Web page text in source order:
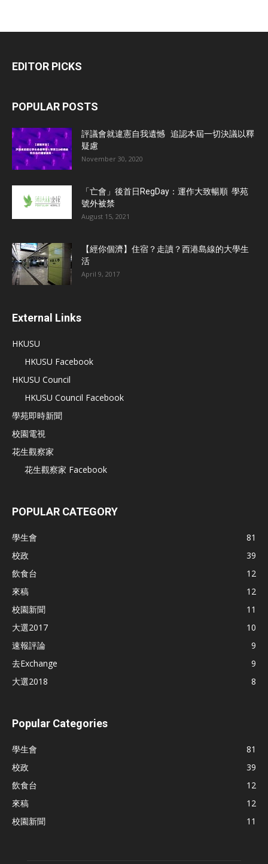
EDITOR PICKS
POPULAR POSTS
評議會就違憲自我遺憾 追認本屆一切決議以釋
疑慮
November 30, 2020
「亡會」後首日RegDay：運作大致暢順 學苑
號外被禁
August 15, 2021
【經你個濟】住宿？走讀？西港島線的大學生
活
April 9, 2017
External Links
HKUSU
HKUSU Facebook
HKUSU Council
HKUSU Council Facebook
學苑即時新聞
校園電視
花生觀察家
花生觀察家 Facebook
POPULAR CATEGORY
學生會
81
校政
39
飲食台
12
來稿
12
校園新聞
11
大選2017
10
速報評論
9
去Exchange
9
大選2018
8
Popular Categories
學生會
81
校政
39
飲食台
12
來稿
12
校園新聞
11